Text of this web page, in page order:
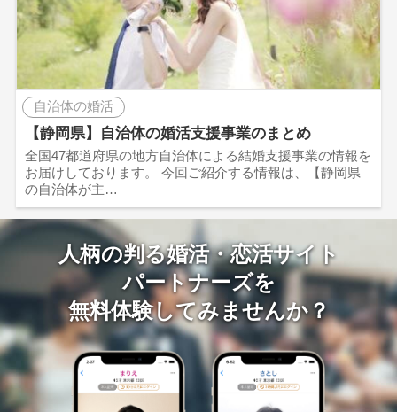
自治体の婚活
【静岡県】自治体の婚活支援事業のまとめ
全国47都道府県の地方自治体による結婚支援事業の情報を
お届けしております。 今回ご紹介する情報は、【静岡県
の自治体が主…
人柄の判る婚活・恋活サイト
パートナーズを
無料体験してみませんか？